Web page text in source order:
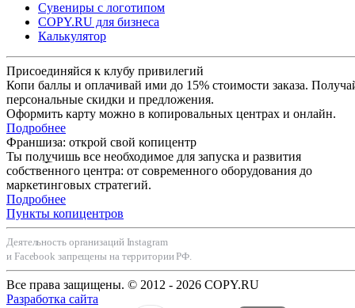
Сувениры с логотипом
COPY.RU для бизнеса
Калькулятор
Присоединяйся к клубу привилегий
Копи баллы и оплачивай ими до 15% стоимости заказа.
персональные скидки и предложения.
Оформить карту можно в копировальных центрах и онлайн.
Подробнее
Франшиза: открой свой копицентр
Ты получишь все необходимое для запуска и развития
собственного центра: от современного оборудования до
маркетинговых стратегий.
Подробнее
Пункты копицентров
Деятельность организаций Instagram
и Facebook запрещены на территории РФ.
Все права защищены. © 2012 - 2026 COPY.RU
Разработка сайта